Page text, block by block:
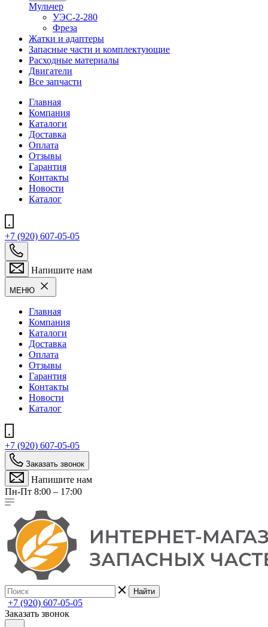
Мульчер
УЭС-2-280
Фреза
Жатки и адаптеры
Запасные части и комплектующие
Расходные материалы
Двигатели
Все запчасти
Главная
Компания
Каталоги
Доставка
Оплата
Отзывы
Гарантия
Контакты
Новости
Каталог
+7 (920) 607-05-05
Напишите нам
МЕНЮ
Главная
Компания
Каталоги
Доставка
Оплата
Отзывы
Гарантия
Контакты
Новости
Каталог
+7 (920) 607-05-05
Заказать звонок
Напишите нам
Пн-Пт 8:00 – 17:00
Найти
+7 (920) 607-05-05
Заказать звонок